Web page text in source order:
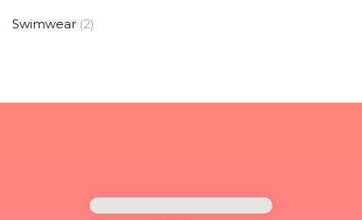
Swimwear (2)